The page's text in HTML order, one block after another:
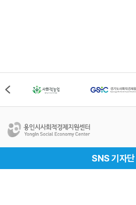
SNS 기자단
경기도 용인시 처인구 중부대로 1161
사회적경제지원센터(17019)